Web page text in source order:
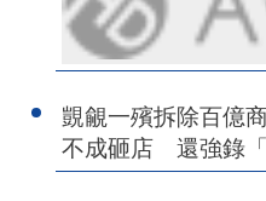
覬覦一殯拆除百億
不成砸店 還強錄